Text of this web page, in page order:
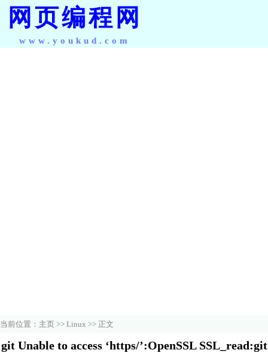
网页编程网
www.youkud.com
当前位置： 主页 >> Linux >> 正文
git Unable to access ‘https/’:OpenSSL SSL_read:git